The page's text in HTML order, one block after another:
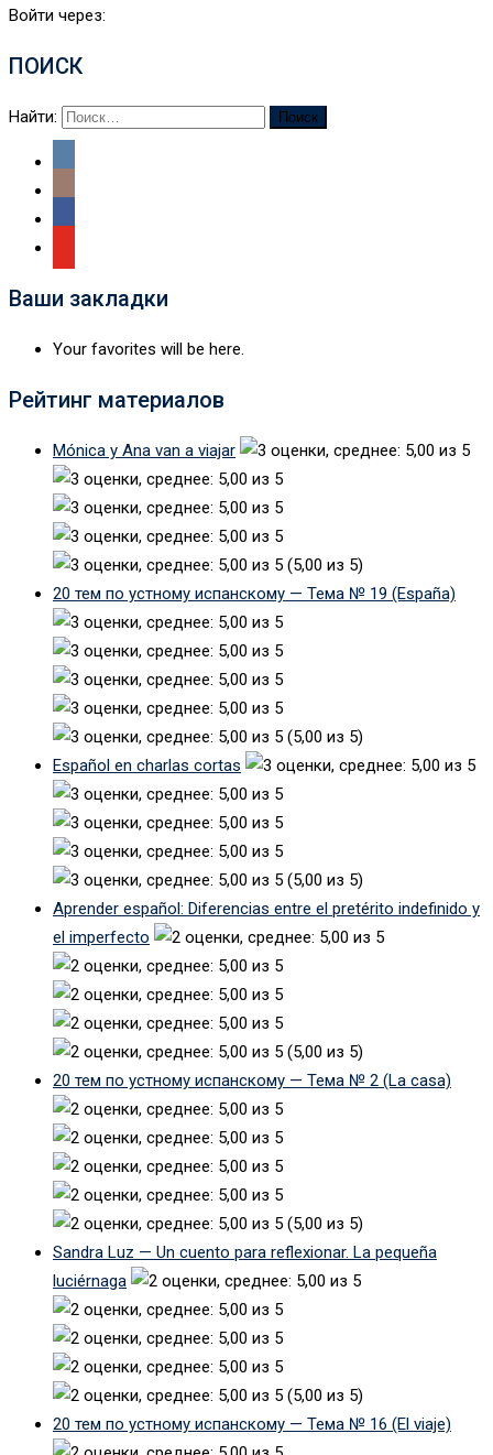
Войти через:
ПОИСК
Найти:
Ваши закладки
Your favorites will be here.
Рейтинг материалов
Mónica y Ana van a viajar
(5,00 из 5)
20 тем по устному испанскому — Тема № 19 (España)
(5,00 из 5)
Español en charlas cortas
(5,00 из 5)
Aprender español: Diferencias entre el pretérito indefinido y
el imperfecto
(5,00 из 5)
20 тем по устному испанскому — Тема № 2 (La casa)
(5,00 из 5)
Sandra Luz — Un cuento para reflexionar. La pequeña
luciérnaga
(5,00 из 5)
20 тем по устному испанскому — Тема № 16 (El viaje)